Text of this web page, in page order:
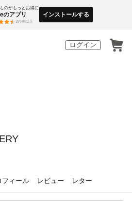
のがもっとお得に
のアプリ
3万件以上
インストールする
ログイン
フィール レビュー レター